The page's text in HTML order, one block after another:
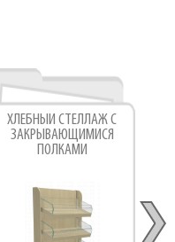
ХЛЕБНЫЙ СТЕЛЛАЖ С
ЗАКРЫВАЮЩИМИСЯ
ПОЛКАМИ